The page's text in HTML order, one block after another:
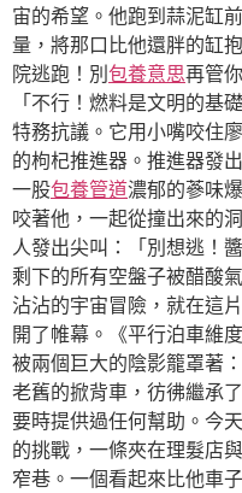
宙的希望。他跑到蒜泥缸
量，將那口比他還胖的缸
院逃跑！別包養意思再管
「不行！燃料是文明的基
特務抗議。它用小嘴咬住
的枸杞推進器。推進器發
一股包養管道濃郁的蔘味
咬著他，一起從撞出來的
人發出尖叫：「別想逃！
剩下的所有空盤子被醋酸
沾沾的宇宙冒險，就在這
開了帷幕。《平行泊車維
被兩個巨大的陰影籠罩著
老舊的掀背車，彷彿繼承
要時提供過任何幫助。今
的挑戰，一條夾在理髮店
窄巷。一個看起來比他車